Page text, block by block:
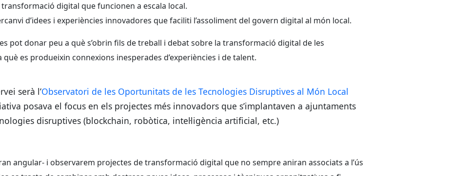
digital que funcionen a escala local.
d’idees i experiències innovadores que faciliti l’assoliment del govern digital al món local.
pot donar peu a què s’obrin fils de treball i debat sobre la transformació digital de les
es produeixin connexions inesperades d’experiències i de talent.
serà l’Observatori de les Oportunitats de les Tecnologies Disruptives al Món Local
posava el focus en els projectes més innovadors que s’implantaven a ajuntaments
disruptives (blockchain, robòtica, intel·ligència artificial, etc.)
angular- i observarem projectes de transformació digital que no sempre aniran associats a l’ús